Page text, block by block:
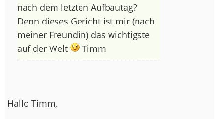
nach dem letzten Aufbautag?
Denn dieses Gericht ist mir (nach
meiner Freundin) das wichtigste
auf der Welt
Timm
Hallo Timm,